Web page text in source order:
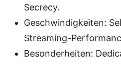
Secrecy.
Geschwindigkeiten:
Streaming-
Besonderheiten: